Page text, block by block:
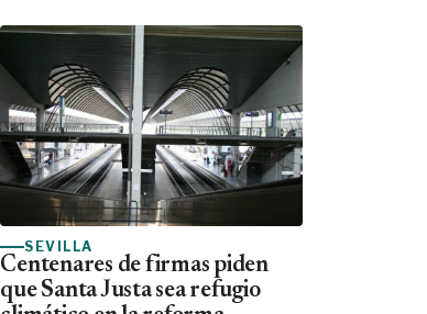
SEVILLA
Centenares de firmas piden
que Santa Justa sea refugio